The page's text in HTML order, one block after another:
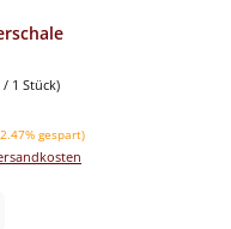
/ 1 Stück)
gespart)